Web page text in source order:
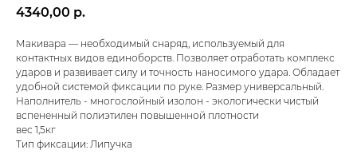
4340,00 р.
Макивара — необходимый снаряд, используемый для
контактных видов единоборств. Позволяет отработать комплекс
ударов и развивает силу и точность наносимого удара. Обладает
удобной системой фиксации по руке. Размер универсальный.
Наполнитель - многослойный изолон - экологически чистый
вспененный полиэтилен повышенной плотности
вес 1,5кг
Тип фиксации: Липучка